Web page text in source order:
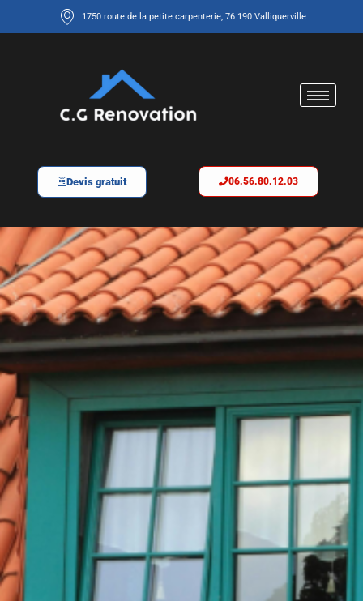
1750 route de la petite carpenterie, 76 190 Valliquerville
Devis gratuit 06.56.80.12.03